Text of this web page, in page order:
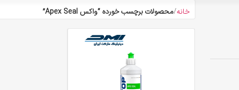
خانه محصولات برچسب خورده “واکس Apex Seal”